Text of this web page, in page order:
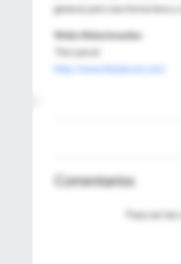
general, pero una forma leve
Webs Relacionadas
The Lancet
http://www.thelancet.com/
Comentarios
Para ver